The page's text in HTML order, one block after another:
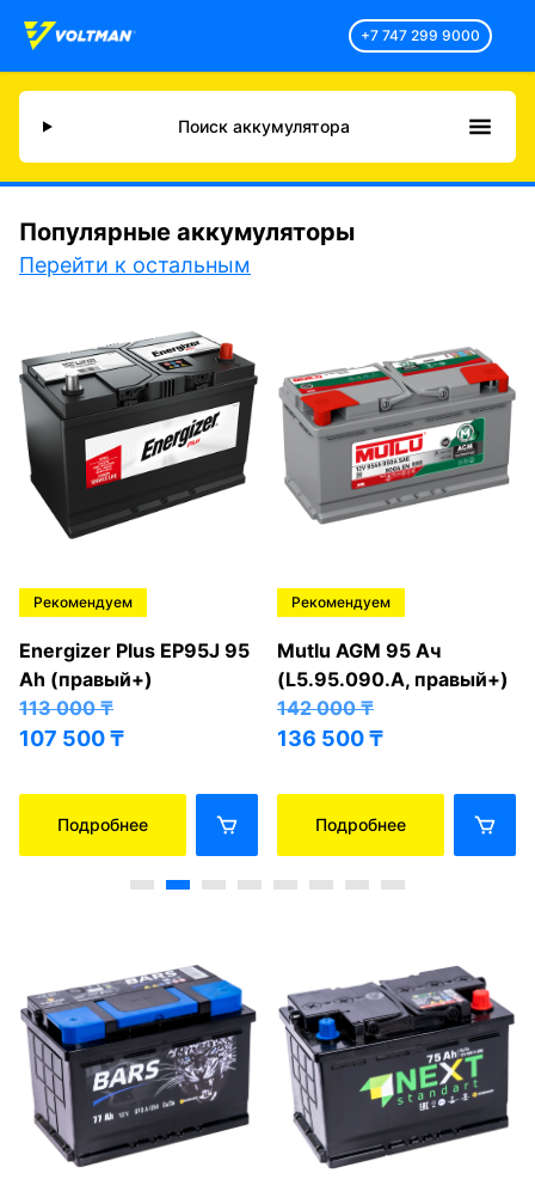
+7 747 299 9000
Поиск аккумулятора
Популярные аккумуляторы
Перейти к остальным
Рекомендуем
Energizer Plus EP95J 95
Ah (правый+)
113 000₸
107 500₸
Подробнее
Рекомендуем
Mutlu AGM 95 Ач
(L5.95.090.A, правый+)
142 000₸
136 500₸
Подробнее